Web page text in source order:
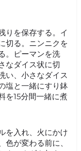
りを保存する。イ
切る。ニンニクを
。ピーマンを洗
なダイス状に切
い、小さなダイス
塩と一緒にすり鉢
を15分間一緒に煮
を入れ、火にかけ
色が変わる前に、